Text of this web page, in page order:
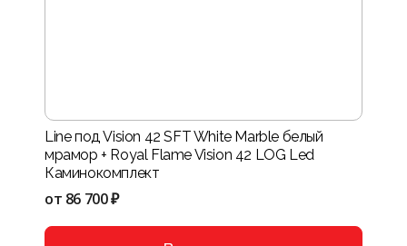
Line под Vision 42 SFT White Marble белый
мрамор + Royal Flame Vision 42 LOG Led
Каминокомплект
от 86 700 ₽